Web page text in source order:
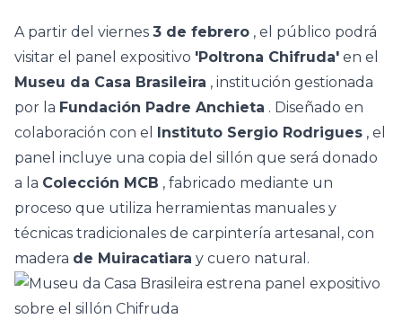
A partir del viernes 3 de febrero , el público podrá
visitar el panel expositivo 'Poltrona Chifruda' en el
Museu da Casa Brasileira , institución gestionada
por la Fundación Padre Anchieta . Diseñado en
colaboración con el Instituto Sergio Rodrigues , el
panel incluye una copia del sillón que será donado
a la Colección MCB , fabricado mediante un
proceso que utiliza herramientas manuales y
técnicas tradicionales de carpintería artesanal, con
madera de Muiracatiara y cuero natural.